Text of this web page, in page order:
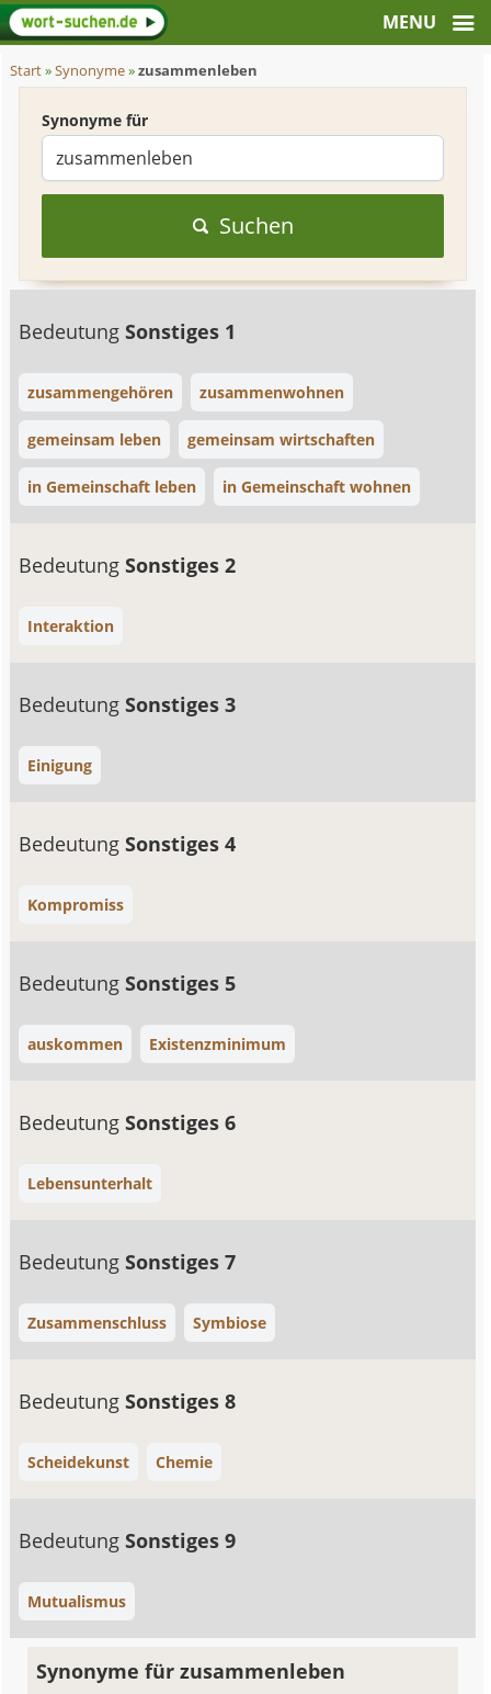
Start»Synonyme»zusammenleben
Synonyme für
Suchen
BedeutungSonstiges 1
zusammengehören zusammenwohnen
gemeinsam leben gemeinsam wirtschaften
in Gemeinschaft leben in Gemeinschaft wohnen
BedeutungSonstiges 2
Interaktion
BedeutungSonstiges 3
Einigung
BedeutungSonstiges 4
Kompromiss
BedeutungSonstiges 5
auskommen Existenzminimum
BedeutungSonstiges 6
Lebensunterhalt
BedeutungSonstiges 7
Zusammenschluss Symbiose
BedeutungSonstiges 8
Scheidekunst Chemie
BedeutungSonstiges 9
Mutualismus
Synonyme für zusammenleben